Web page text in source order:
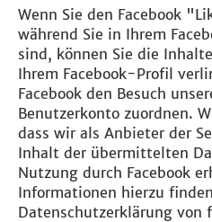
Wenn Sie den Facebook
während Sie in Ihrem
sind, können Sie die
Ihrem Facebook-Profil
Facebook den Besuch
Benutzerkonto zuordnen.
dass wir als Anbieter der
Inhalt der übermittelten
Nutzung durch Facebook
Informationen hierzu
Datenschutzerklärung von